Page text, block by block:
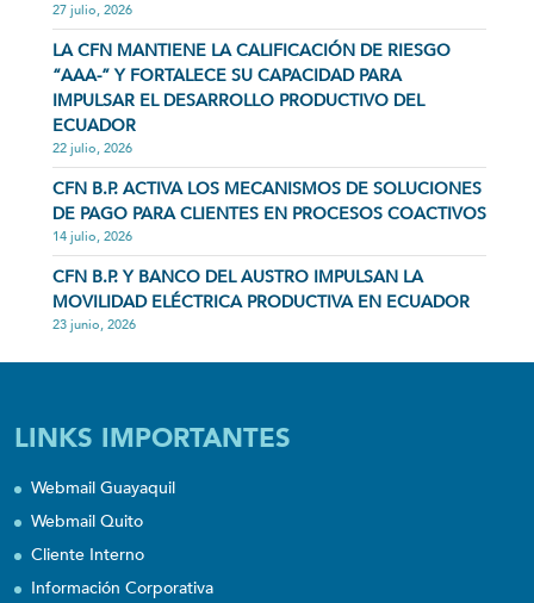
27 julio, 2026
LA CFN MANTIENE LA CALIFICACIÓN DE RIESGO
“AAA-” Y FORTALECE SU CAPACIDAD PARA
IMPULSAR EL DESARROLLO PRODUCTIVO DEL
ECUADOR
22 julio, 2026
CFN B.P. ACTIVA LOS MECANISMOS DE SOLUCIONES
DE PAGO PARA CLIENTES EN PROCESOS COACTIVOS
14 julio, 2026
CFN B.P. Y BANCO DEL AUSTRO IMPULSAN LA
MOVILIDAD ELÉCTRICA PRODUCTIVA EN ECUADOR
23 junio, 2026
LINKS IMPORTANTES
Webmail Guayaquil
Webmail Quito
Cliente Interno
Información Corporativa